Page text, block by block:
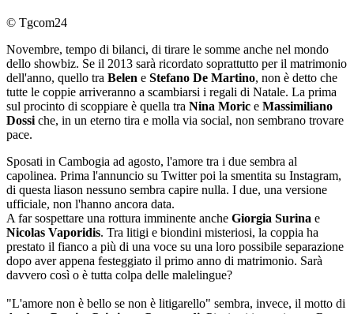
© Tgcom24
Novembre, tempo di bilanci, di tirare le somme anche nel mondo
dello showbiz. Se il 2013 sarà ricordato soprattutto per il matrimonio
dell'anno, quello tra Belen e Stefano De Martino, non è detto che
tutte le coppie arriveranno a scambiarsi i regali di Natale. La prima
sul procinto di scoppiare è quella tra Nina Moric e Massimiliano
Dossi che, in un eterno tira e molla via social, non sembrano trovare
pace.
Sposati in Cambogia ad agosto, l'amore tra i due sembra al
capolinea. Prima l'annuncio su Twitter poi la smentita su Instagram,
di questa liason nessuno sembra capire nulla. I due, una versione
ufficiale, non l'hanno ancora data.
A far sospettare una rottura imminente anche Giorgia Surina e
Nicolas Vaporidis. Tra litigi e biondini misteriosi, la coppia ha
prestato il fianco a più di una voce su una loro possibile separazione
dopo aver appena festeggiato il primo anno di matrimonio. Sarà
davvero così o è tutta colpa delle malelingue?
"L'amore non è bello se non è litigarello" sembra, invece, il motto di